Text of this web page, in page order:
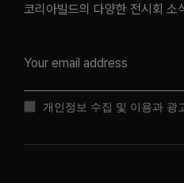
코리아빌드의 다양한 전시회 소
개인정보 수집 및 이용과 광